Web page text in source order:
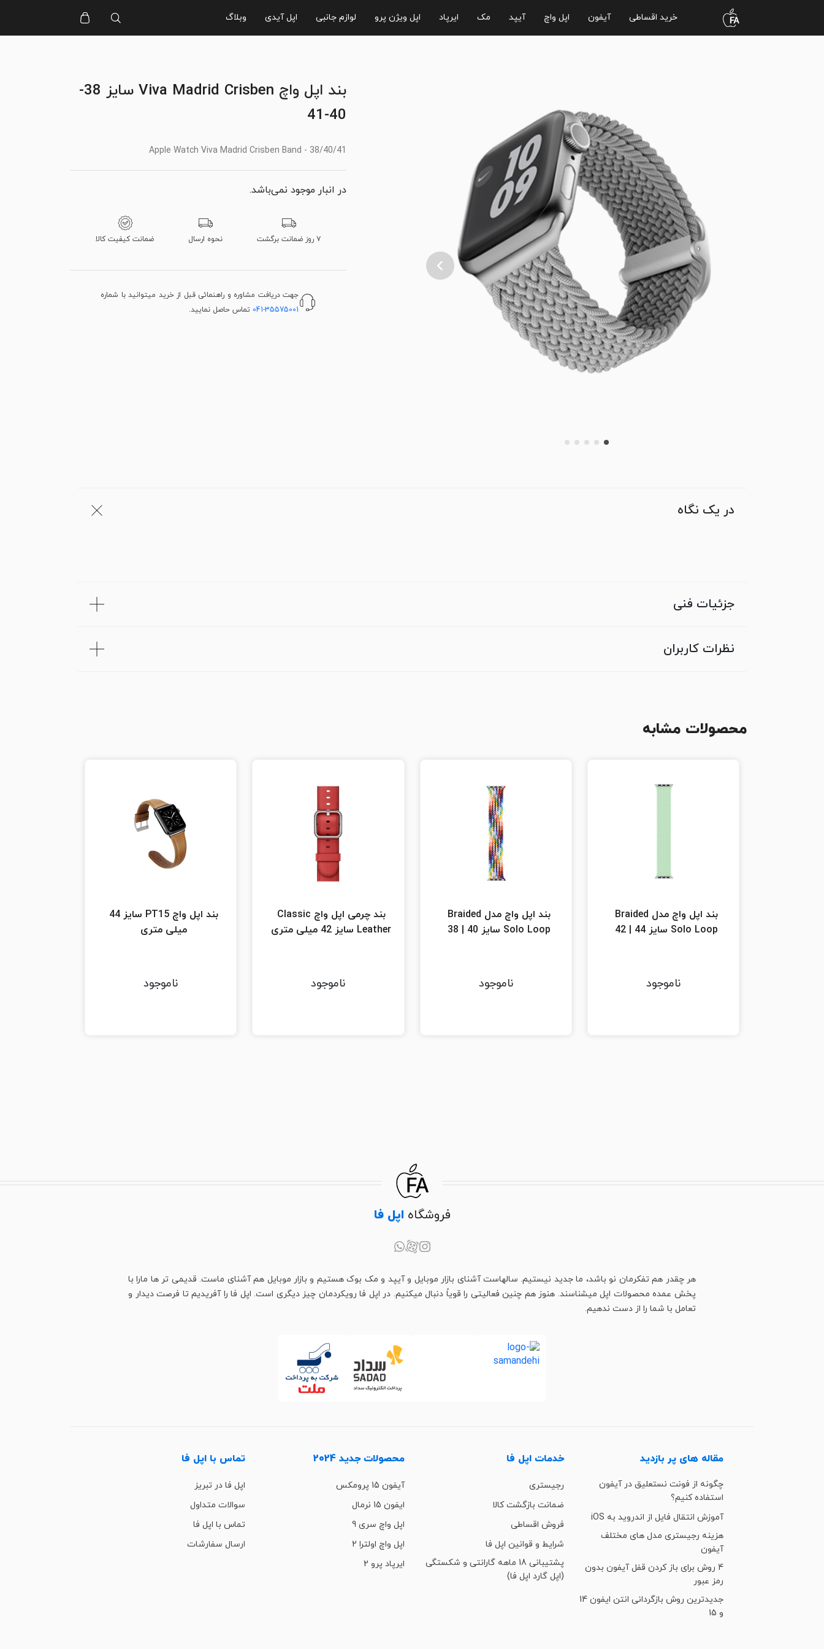
خرید اقساطی آیفون اپل واچ آیپد مک ایرپاد اپل ویژن پرو لوازم جانبی اپل آیدی وبلاگ
بند اپل واچ Viva Madrid Crisben سایز 38-
40-41
Apple Watch Viva Madrid Crisben Band - 38/40/41
در انبار موجود نمی‌باشد.
۷ روز ضمانت برگشت نحوه ارسال ضمانت کیفیت کالا
جهت دریافت مشاوره و راهنمائی قبل از خرید میتوانید با شماره
041-35575001 تماس حاصل نمایید.
در یک نگاه
جزئیات فنی
نظرات کاربران
محصولات مشابه
بند اپل واچ مدل Braided
Solo Loop سایز 44 | 42
ناموجود
بند اپل واچ مدل Braided
Solo Loop سایز 40 | 38
ناموجود
بند چرمی اپل واچ Classic
Leather سایز 42 میلی متری
ناموجود
بند اپل واچ PT15 سایز 44
میلی متری
ناموجود
فروشگاه اپل فا
هر چقدر هم تفکرمان نو باشد، ما جدید نیستیم. سالهاست آشنای بازار موبایل و آیپد و مک بوک هستیم و بازار موبایل هم آشنای ماست. قدیمی تر ها مارا با
پخش عمده محصولات اپل میشناسند. هنوز هم چنین فعالیتی را قویاً دنبال میکنیم. در اپل فا رویکردمان چیز دیگری است. اپل فا را آفریدیم تا فرصت دیدار و
تعامل با شما را از دست ندهیم.
مقاله های پر بازدید
چگونه از فونت نستعلیق در آیفون
استفاده کنیم؟
آموزش انتقال فایل از اندروید به iOS
هزینه رجیستری مدل های مختلف
آیفون
4 روش برای باز کردن قفل آیفون بدون
رمز عبور
جدیدترین روش بازگردانی انتن ایفون 14
و 15
خدمات اپل فا
رجیستری
ضمانت بازگشت کالا
فروش اقساطی
شرایط و قوانین اپل فا
پشتیبانی 18 ماهه گارانتی و شکستگی
(اپل گارد اپل فا)
محصولات جدید 2024
آیفون 15 پرومکس
ایفون 15 نرمال
اپل واچ سری 9
اپل واچ اولترا 2
ایرپاد پرو 2
تماس با اپل فا
اپل فا در تبریز
سوالات متداول
تماس با اپل فا
ارسال سفارشات